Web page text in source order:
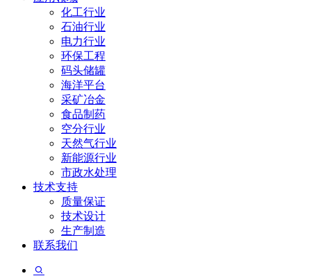
化工行业
石油行业
电力行业
环保工程
码头储罐
海洋平台
采矿冶金
食品制药
空分行业
天然气行业
新能源行业
市政水处理
技术支持
质量保证
技术设计
生产制造
联系我们